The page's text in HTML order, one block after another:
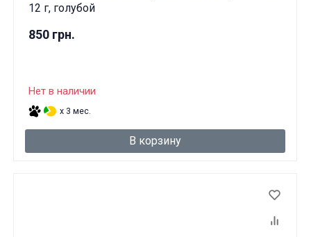
12 г, голубой
850 грн.
Нет в наличии
x 3 мес.
В корзину